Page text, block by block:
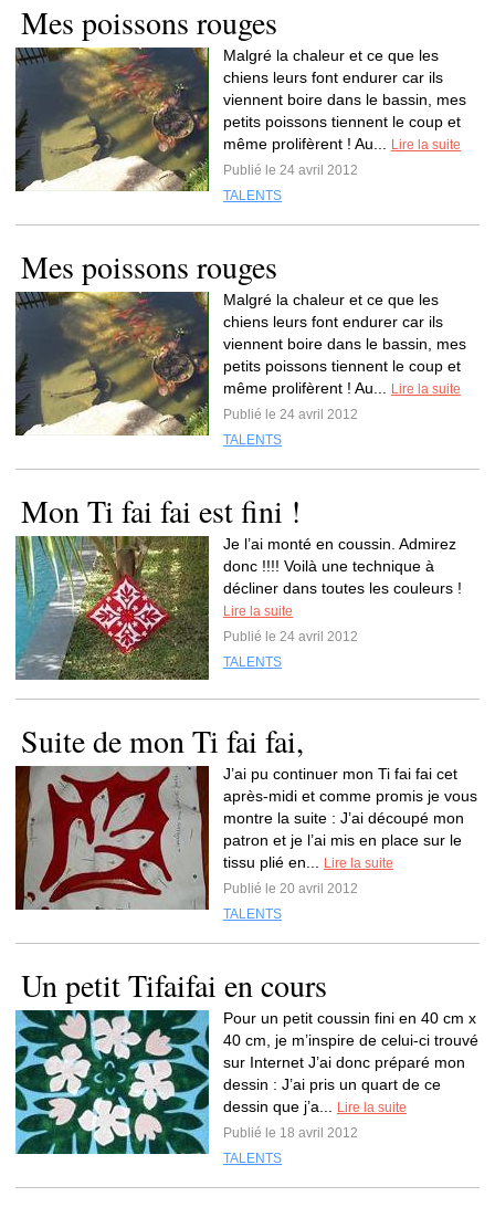
Mes poissons rouges
Malgré la chaleur et ce que les
chiens leurs font endurer car ils
viennent boire dans le bassin, mes
petits poissons tiennent le coup et
même prolifèrent ! Au...
Lire la suite
Publié le 24 avril 2012
TALENTS
Mes poissons rouges
Malgré la chaleur et ce que les
chiens leurs font endurer car ils
viennent boire dans le bassin, mes
petits poissons tiennent le coup et
même prolifèrent ! Au...
Lire la suite
Publié le 24 avril 2012
TALENTS
Mon Ti fai fai est fini !
Je l’ai monté en coussin. Admirez
donc !!!! Voilà une technique à
décliner dans toutes les couleurs !
Lire la suite
Publié le 24 avril 2012
TALENTS
Suite de mon Ti fai fai,
J’ai pu continuer mon Ti fai fai cet
après-midi et comme promis je vous
montre la suite : J’ai découpé mon
patron et je l’ai mis en place sur le
tissu plié en...
Lire la suite
Publié le 20 avril 2012
TALENTS
Un petit Tifaifai en cours
Pour un petit coussin fini en 40 cm x
40 cm, je m’inspire de celui-ci trouvé
sur Internet J’ai donc préparé mon
dessin : J’ai pris un quart de ce
dessin que j’a...
Lire la suite
Publié le 18 avril 2012
TALENTS